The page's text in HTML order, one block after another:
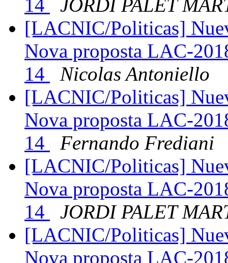
14
JORDI PALET
[LACNIC/Politicas]
Nova proposta LAC-
14
Nicolas Antoniello
[LACNIC/Politicas]
Nova proposta LAC-
14
Fernando Frediani
[LACNIC/Politicas]
Nova proposta LAC-
14
JORDI PALET
[LACNIC/Politicas]
Nova proposta LAC-